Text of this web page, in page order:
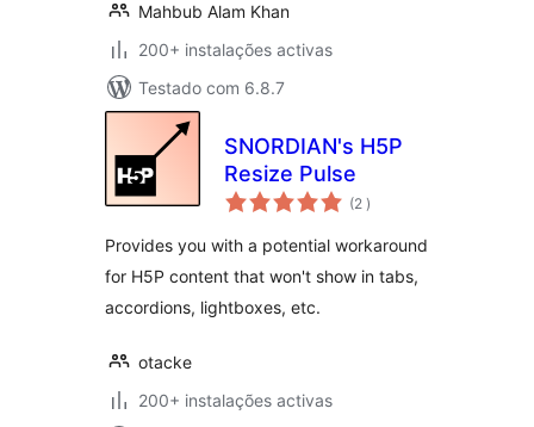
Mahbub Alam Khan
200+ instalações activas
Testado com 6.8.7
SNORDIAN's H5P
Resize Pulse
(2 classificações
)
Provides you with a potential workaround
for H5P content that won't show in tabs,
accordions, lightboxes, etc.
otacke
200+ instalações activas